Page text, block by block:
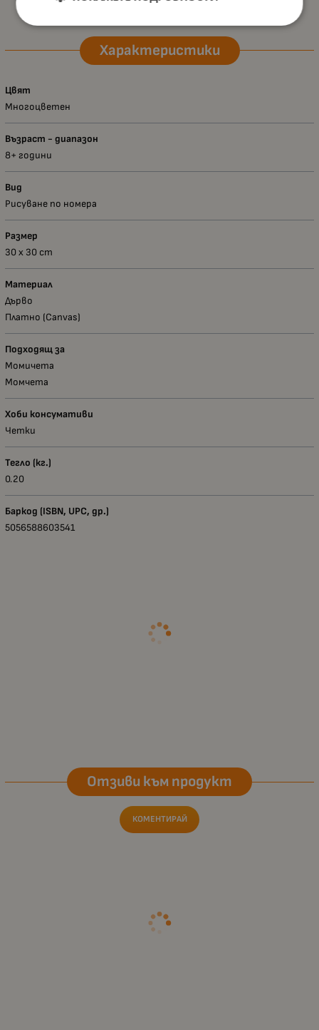
Характеристики
Цвят
Многоцветен
Възраст - диапазон
8+ години
Вид
Рисуване по номера
Размер
30 х 30 сm
Материал
Дърво
Платно (Canvas)
Подходящ за
Момичета
Момчета
Хоби консумативи
Четки
Тегло (кг.)
0.20
Баркод (ISBN, UPC, др.)
5056588603541
Отзиви към продукт
КОМЕНТИРАЙ